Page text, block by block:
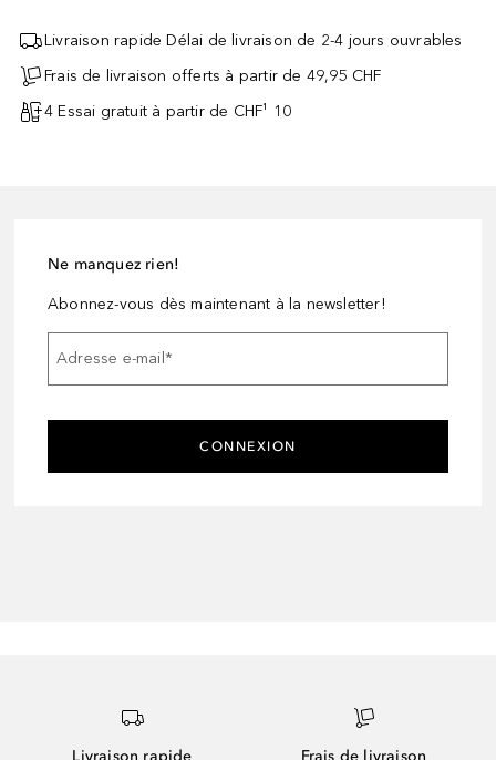
Livraison rapide Délai de livraison de 2-4 jours ouvrables
Frais de livraison offerts à partir de 49,95 CHF
4 Essai gratuit à partir de CHF¹ 10
Ne manquez rien!
Abonnez-vous dès maintenant à la newsletter!
Adresse e-mail*
CONNEXION
Livraison rapide Frais de livraison